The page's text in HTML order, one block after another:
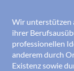
Wir unterstützen
ihrer
professionellen
anderem durch
Existenz sowie